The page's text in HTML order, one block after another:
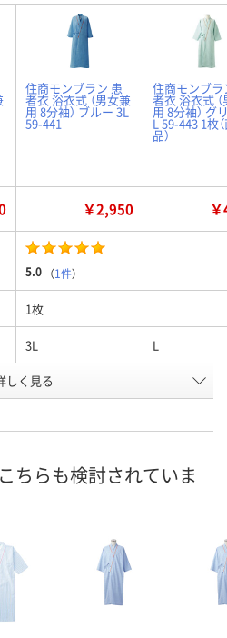
住商モンブラン 患
者衣 浴衣式 （男女兼
用 8分袖） ブルー 3L
59-441
住商モンブラ
者衣 浴衣式
用 8分袖） グ
L 59-443 1枚
品）
￥2,950
5.0 （1件）
1枚
3L L
ブルー グリーン
カゴへ カ
しく見る
ちらも検討されていま